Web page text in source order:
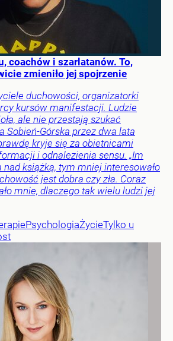
coachów i szarlatanów. To,
zmieniło jej spojrzenie
duchowości, organizatorki
kursów manifestacji. Ludzie
ale nie przestają szukać
Sobień-Górska przez dwa lata
kryje się za obietnicami
i odnalezienia sensu. „Im
nad książką, tym mniej interesowało
jest dobra czy zła. Coraz
mnie, dlaczego tak wielu ludzi jej
PsychologiaŻycieTylko u